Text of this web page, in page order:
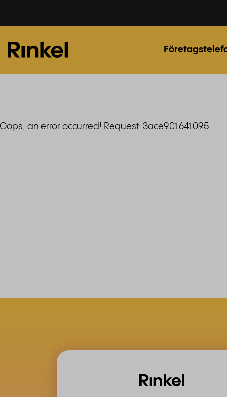
Oops, an error occurred! Request: 3ace901641095